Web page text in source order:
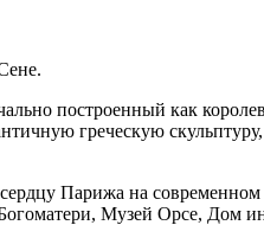
построенный как
греческую
Парижа на современном
Музей Орсе, Дом